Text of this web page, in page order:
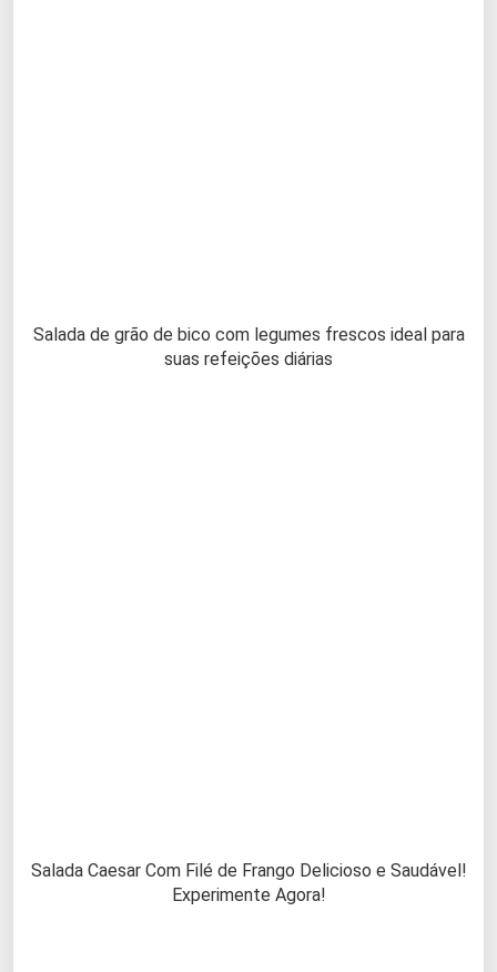
Salada de grão de bico com legumes frescos ideal para
suas refeições diárias
Salada Caesar Com Filé de Frango Delicioso e Saudável!
Experimente Agora!